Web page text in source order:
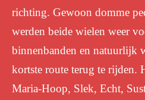
richting. Gewoon domme
werden beide wielen weer
binnenbanden en natuurlijk
kortste route terug te rijden.
Maria-Hoop, Slek, Echt,